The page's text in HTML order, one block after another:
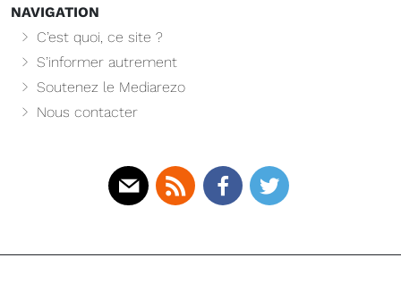
NAVIGATION
C’est quoi, ce site ?
S’informer autrement
Soutenez le Mediarezo
Nous contacter